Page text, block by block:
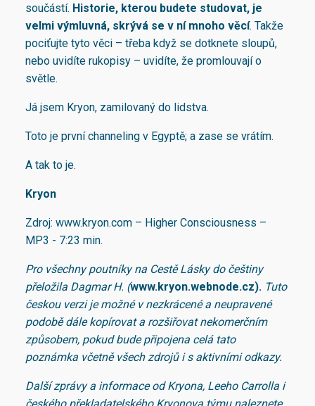
součástí. Historie, kterou budete studovat, je
velmi výmluvná, skrývá se v ní mnoho věcí. Takže
pociťujte tyto věci – třeba když se dotknete sloupů,
nebo uvidíte rukopisy – uvidíte, že promlouvají o
světle.
Já jsem Kryon, zamilovaný do lidstva.
Toto je první channeling v Egyptě; a zase se vrátím.
A tak to je.
Kryon
Zdroj: www.kryon.com – Higher Consciousness –
MP3 - 7:23 min.
Pro všechny poutníky na Cestě Lásky do češtiny
přeložila Dagmar H. (www.kryon.webnode.cz). Tuto
českou verzi je možné v nezkrácené a neupravené
podobě dále kopírovat a rozšiřovat nekomerčním
způsobem, pokud bude připojena celá tato
poznámka včetně všech zdrojů i s aktivními odkazy.
Další zprávy a informace od Kryona, Leeho Carrolla i